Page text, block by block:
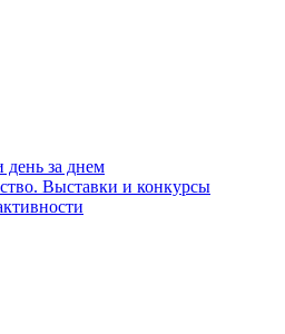
за днем
Выставки и конкурсы